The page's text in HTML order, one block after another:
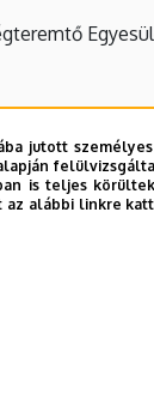
jutott
is teljes
az alábbi linkre